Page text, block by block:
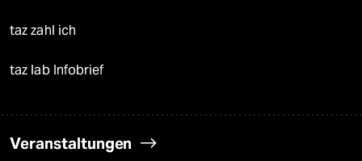
taz zahl ich
taz lab Infobrief
Veranstaltungen